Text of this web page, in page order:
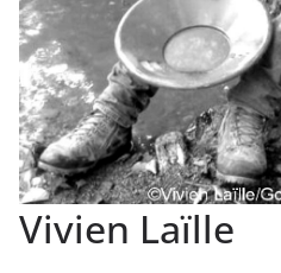
Vivien Laïlle